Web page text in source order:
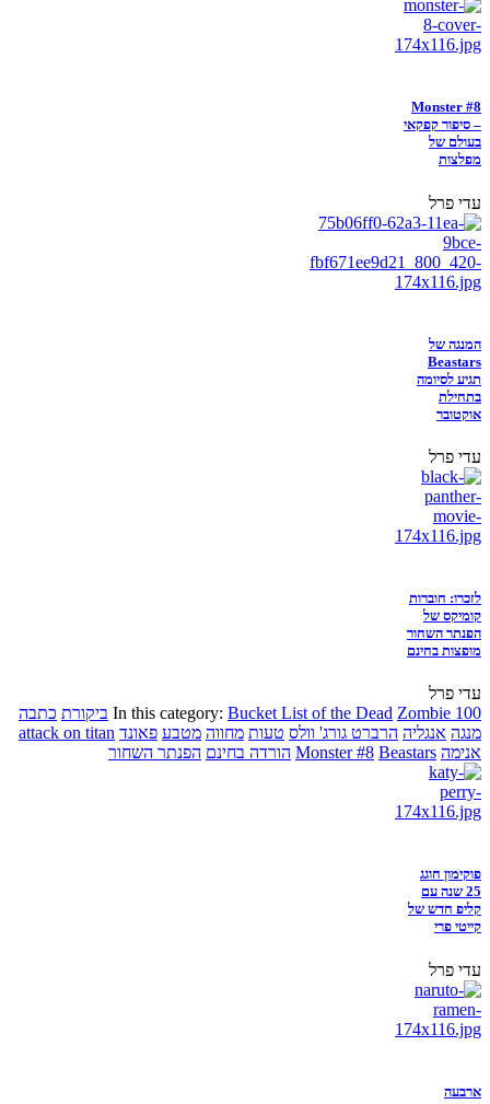
Monster #8
– סיפור קפקאי
בעולם של
מפלצות
עדי פרל
המנגה של
Beastars
תגיע לסיומה
בתחילת
אוקטובר
עדי פרל
לזכרו: חוברות
קומיקס של
הפנתר השחור
מופצות בחינם
עדי פרל
In this category: Bucket List of the Dead Zombie 100 ביקורת כתבה
מנגה אנגליה הרברט גורג' וולס טעות מחווה מטבע פאונד attack on titan
אנימה
Monster #8 Beastars הורדה בחינם הפנתר השחור
פוקימון חוגג
25 שנה עם
קליפ חדש של
קייטי פרי
עדי פרל
ארבעה